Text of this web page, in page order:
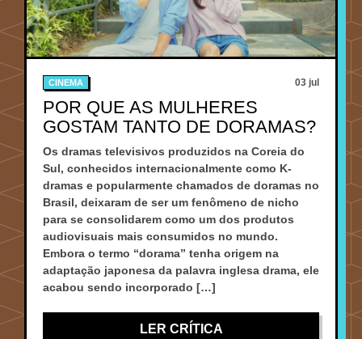
CINEMA 03 jul
POR QUE AS MULHERES
GOSTAM TANTO DE DORAMAS?
Os dramas televisivos produzidos na Coreia do
Sul, conhecidos internacionalmente como K-
dramas e popularmente chamados de doramas no
Brasil, deixaram de ser um fenômeno de nicho
para se consolidarem como um dos produtos
audiovisuais mais consumidos no mundo.
Embora o termo “dorama” tenha origem na
adaptação japonesa da palavra inglesa drama, ele
acabou sendo incorporado […]
LER CRÍTICA